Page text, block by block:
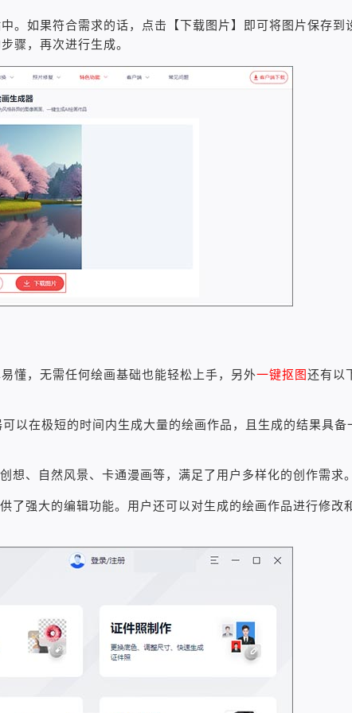
。如果符合需求的话，点击【下载图片】即可将图片保存到
骤，再次进行生成。
懂，无需任何绘画基础也能轻松上手，另外一键抠图还有以
以在极短的时间内生成大量的绘画作品，且生成的结果具备
想、自然风景、卡通漫画等，满足了用户多样化的创作需求
了强大的编辑功能。用户还可以对生成的绘画作品进行修改